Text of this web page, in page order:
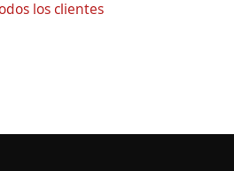
los clientes